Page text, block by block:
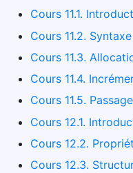
Cours 11.1.
Cours 11.2.
Cours 11.3.
Cours 11.4.
Cours 11.5.
Cours 12.1.
Cours 12.2.
Cours 12.3.